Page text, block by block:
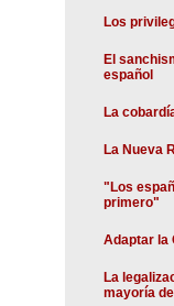
Los
El
español
La
La Nueva
"Los
primero"
Adaptar la
La
mayoría